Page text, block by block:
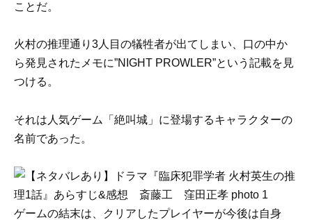
ことだ。
火村の推理通り3人目の犠牲者が出てしまい、口の中か
ら発見されたメモに”NIGHT PROWLER”という記載を見
つける。
それは人気ゲーム「絶叫城」に登場するキャラクターの
名前であった。
ゲームの結末は、クリアしたプレイヤーが今後は自身